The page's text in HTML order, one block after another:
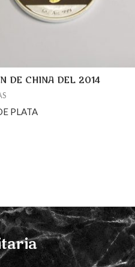
DE CHINA DEL 2014
PLATA